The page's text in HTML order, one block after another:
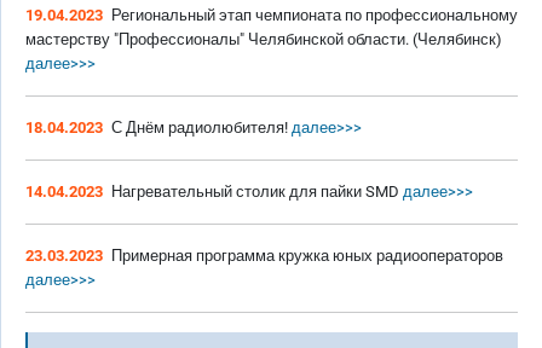
19.04.2023 Региональный этап чемпионата по профессиональному
мастерству "Профессионалы" Челябинской области. (Челябинск)
далее>>>
18.04.2023 С Днём радиолюбителя! далее>>>
14.04.2023 Нагревательный столик для пайки SMD далее>>>
23.03.2023 Примерная программа кружка юных радиооператоров
далее>>>